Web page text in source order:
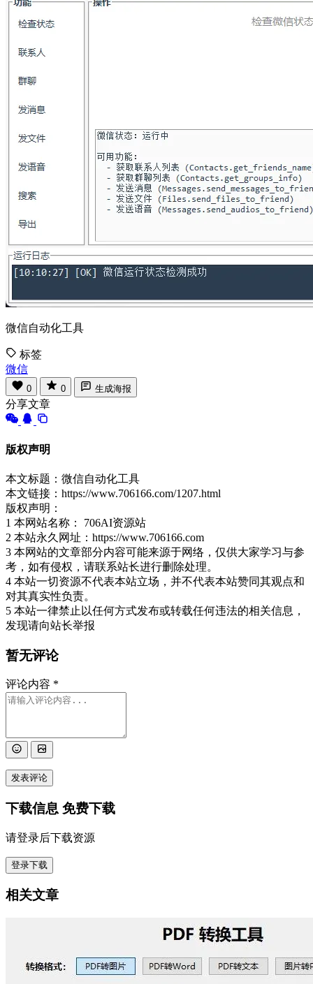
微信自动化工具
标签
微信
0 0 生成海报
分享文章
版权声明
本文标题：微信自动化工具
本文链接：https://www.706166.com/1207.html
版权声明：
1 本网站名称： 706AI资源站
2 本站永久网址：https://www.706166.com
3 本网站的文章部分内容可能来源于网络，仅供大家学习与参
考，如有侵权，请联系站长进行删除处理。
4 本站一切资源不代表本站立场，并不代表本站赞同其观点和
对其真实性负责。
5 本站一律禁止以任何方式发布或转载任何违法的相关信息，
发现请向站长举报
暂无评论
评论内容 *
发表评论
下载信息 免费下载
请登录后下载资源
登录下载
相关文章